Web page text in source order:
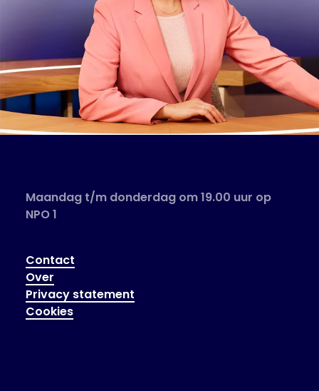
Maandag t/m donderdag om 19.00 uur op
NPO 1
Contact
Over
Privacy statement
Cookies